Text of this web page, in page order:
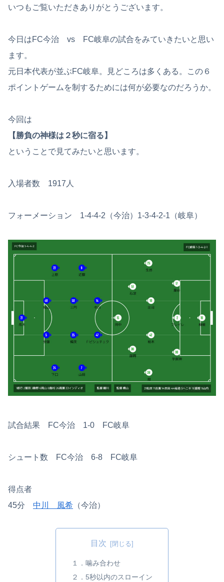
いつもご覧いただきありがとうございます。
今日はFC今治 vs FC岐阜の試合をみていきたいと思い
ます。
元日本代表が並ぶFC岐阜。見どころは多くある。この６
ポイントゲームを制するためには何が必要なのだろうか。
今回は
【勝負の神様は２秒に宿る】
ということで見てみたいと思います。
入場者数 1917人
フォーメーション 1-4-4-2（今治）1-3-4-2-1（岐阜）
試合結果 FC今治 1-0 FC岐阜
シュート数 FC今治 6-8 FC岐阜
得点者
45分 中川 風希 （今治）
目次
１．噛み合わせ
２．5秒以内のスローイン